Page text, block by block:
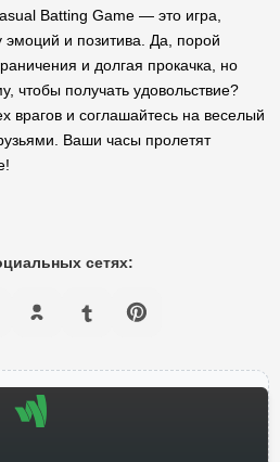
Batting Game — это игра,
эмоций и позитива. Да, порой
и долгая прокачка, но
чтобы получать удовольствие?
врагов и соглашайтесь на веселый
Ваши часы пролетят
сетях: